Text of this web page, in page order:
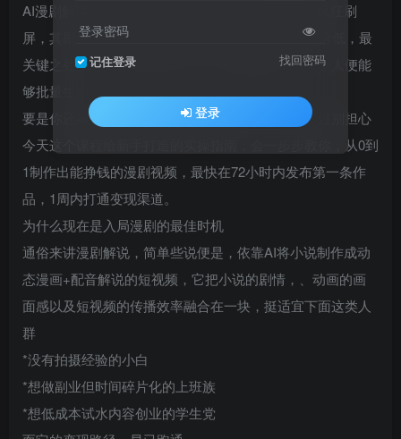
AI漫剧解说，正在，抖音、快手、视频号这类平台疯狂刷
屏，其剧情紧凑，爽点还挺多且密集，制作成本10分低，最
关键之处在于，无需真人出镜、不用撰写脚本，一个人便能
够批量生产
要是你还在迟疑，那可能已经错过第一拨红利，不过别担心
今天这个课程给新手打造的实操指南，会一步步教你，从0到
1制作出能挣钱的漫剧视频，最快在72小时内发布第一条作
品，1周内打通变现渠道。
为什么现在是入局漫剧的最佳时机
通俗来讲漫剧解说，简单些说便是，依靠AI将小说制作成动
态漫画+配音解说的短视频，它把小说的剧情，、动画的画
面感以及短视频的传播效率融合在一块，挺适宜下面这类人
群
*没有拍摄经验的小白
*想做副业但时间碎片化的上班族
*想低成本试水内容创业的学生党
登录密码
记住登录 找回密码
登录